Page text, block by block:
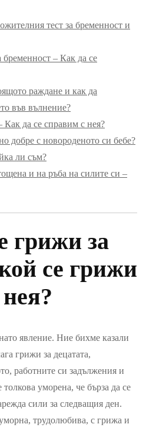
тест за бременност и
– Как да се
раждане и как да
във вълнение?
да се справим с нея?
добре с новороденото си бебе?
ли съм?
и на ръба на силите си –
грижи за
се грижи
явление. Ние бихме казали
грижи за децатата,
работните си задължения и
уморена, че бърза да се
сили за следващия ден.
трудолюбива, с грижа и